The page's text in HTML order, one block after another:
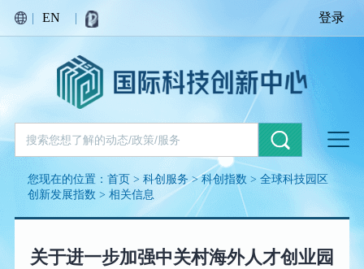
| EN | 登录
您现在的位置：首页 >科创服务>科创指数 >全球科技园区
创新发展指数 >相关信息
关于进一步加强中关村海外人才创业园